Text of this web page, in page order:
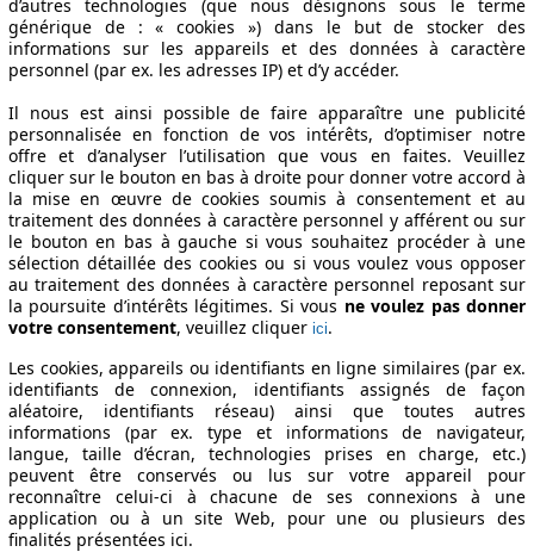
07 160 KW (218 PS) 7.9 l/100km
09
160 KW (218 PS) 9.2 l/100km
09
160 KW (218 PS) 9.2 l/100km
09
160 KW (218 PS) 9.2 l/100km
09
160 KW (218 PS) 9.9 l/100km
09
160 KW (218 PS) 9.9 l/100km
09
160 KW (218 PS) 9.9 l/100km
09
160 KW (218 PS) 9.9 l/100km
d’autres technologies (que nous désignons sous le terme
générique de : « cookies ») dans le but de stocker des
informations sur les appareils et des données à caractère
personnel (par ex. les adresses IP) et d’y accéder.
Il nous est ainsi possible de faire apparaître une publicité
personnalisée en fonction de vos intérêts, d’optimiser notre
offre et d’analyser l’utilisation que vous en faites. Veuillez
cliquer sur le bouton en bas à droite pour donner votre accord à
la mise en œuvre de cookies soumis à consentement et au
traitement des données à caractère personnel y afférent ou sur
le bouton en bas à gauche si vous souhaitez procéder à une
sélection détaillée des cookies ou si vous voulez vous opposer
au traitement des données à caractère personnel reposant sur
la poursuite d’intérêts légitimes. Si vous ne voulez pas donner
votre consentement, veuillez cliquer ici.
Les cookies, appareils ou identifiants en ligne similaires (par ex.
identifiants de connexion, identifiants assignés de façon
aléatoire, identifiants réseau) ainsi que toutes autres
informations (par ex. type et informations de navigateur,
langue, taille d’écran, technologies prises en charge, etc.)
peuvent être conservés ou lus sur votre appareil pour
reconnaître celui-ci à chacune de ses connexions à une
application ou à un site Web, pour une ou plusieurs des
finalités présentées ici.